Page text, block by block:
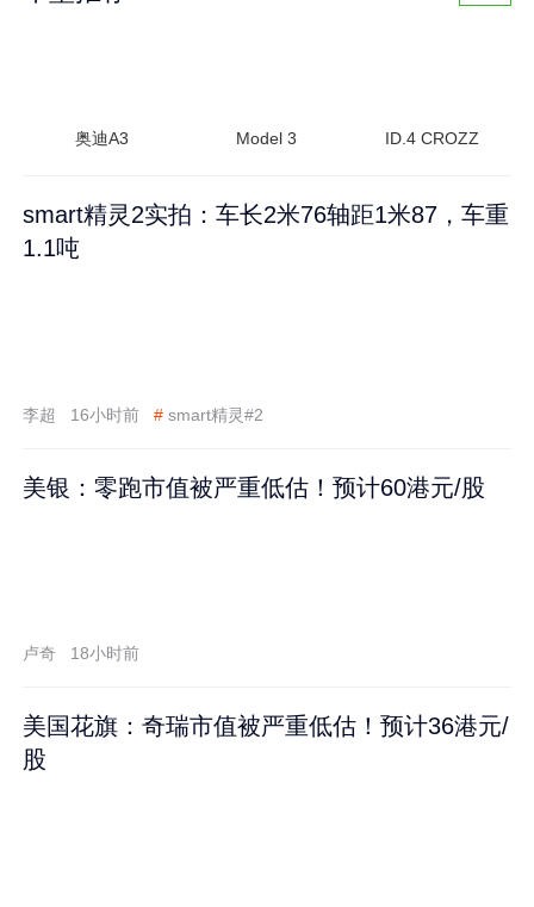
奥迪A3 Model 3 ID.4 CROZZ
smart精灵2实拍：车长2米76轴距1米87，车重
1.1吨
李超 16小时前 # smart精灵#2
美银：零跑市值被严重低估！预计60港元/股
卢奇 18小时前
美国花旗：奇瑞市值被严重低估！预计36港元/
股